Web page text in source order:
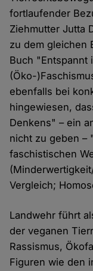
fortlaufender
Ziehmutter Jutta
zu dem gleichen
Buch "Entspannt
(Öko-
ebenfalls bei
hingewiesen,
Denkens" – ein
nicht zu geben –
faschistischen
Vergleich;
Landwehr führt
der veganen
Rassismus,
Figuren wie den